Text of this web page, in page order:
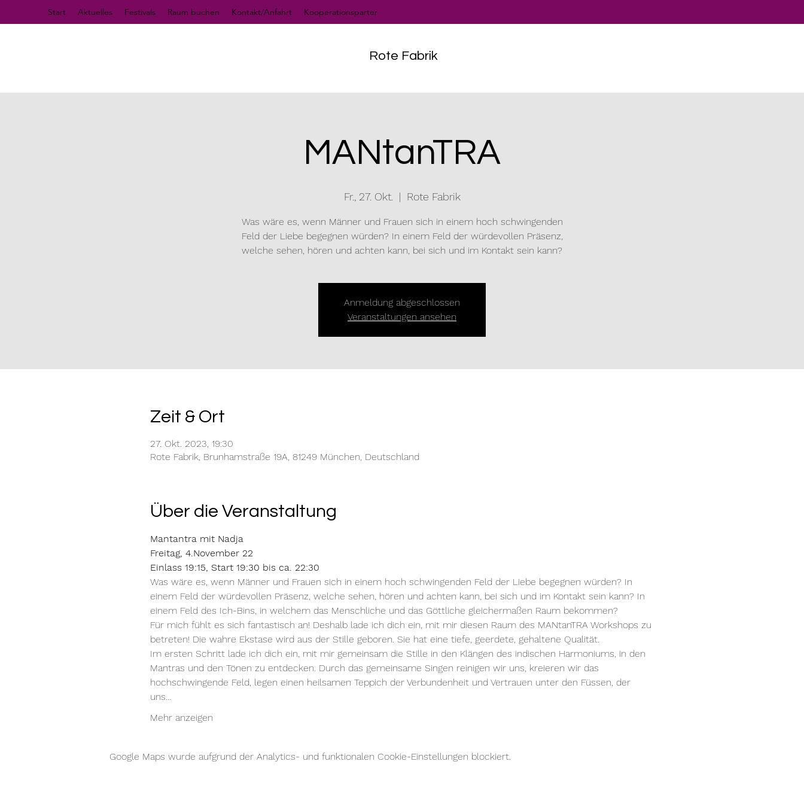
Start Aktuelles Festivals Raum buchen Kontakt/Anfahrt Kooperationsparter
Rote Fabrik
MANtanTRA
Fr., 27. Okt.
  |
Rote Fabrik
Was wäre es, wenn Männer und Frauen sich in einem hoch schwingenden
Feld der Liebe begegnen würden? In einem Feld der würdevollen Präsenz,
welche sehen, hören und achten kann, bei sich und im Kontakt sein kann?
Anmeldung abgeschlossen
Veranstaltungen ansehen
Zeit & Ort
27. Okt. 2023, 19:30
Rote Fabrik, Brunhamstraße 19A, 81249 München, Deutschland
Über die Veranstaltung
Mantantra mit Nadja
Freitag, 4.November 22
Einlass 19:15, Start 19:30 bis ca. 22:30
Was wäre es, wenn Männer und Frauen sich in einem hoch schwingenden Feld der Liebe begegnen würden? In
einem Feld der würdevollen Präsenz, welche sehen, hören und achten kann, bei sich und im Kontakt sein kann? In
einem Feld des Ich-Bins, in welchem das Menschliche und das Göttliche gleichermaßen Raum bekommen?
Für mich fühlt es sich fantastisch an! Deshalb lade ich dich ein, mit mir diesen Raum des MANtanTRA Workshops zu
betreten! Die wahre Ekstase wird aus der Stille geboren. Sie hat eine tiefe, geerdete, gehaltene Qualität.
Im ersten Schritt lade ich dich ein, mit mir gemeinsam die Stille in den Klängen des indischen Harmoniums, in den
Mantras und den Tönen zu entdecken. Durch das gemeinsame Singen reinigen wir uns, kreieren wir das
hochschwingende Feld, legen einen heilsamen Teppich der Verbundenheit und Vertrauen unter den Füssen, der
uns…
Mehr anzeigen
Google Maps wurde aufgrund der Analytics- und funktionalen Cookie-Einstellungen blockiert.